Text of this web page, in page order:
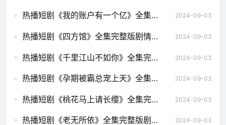
热播短剧《我的账户有一个亿》全集完整版剧情介绍，华夏战神——短剧的魅力与传奇季总的替罪娇妻（92集） 2024-09-03
热播短剧《四方馆》全集完整版剧情介绍，短剧新版，我在古代当网红——穿越之旅的62集精彩呈现龙威盖世（80集) 2024-09-03
热播短剧《千里江山不如你》全集完整版剧情介绍，短剧之父的爱，八十一集的深情演绎我在时光尽头等你（97集）张震 2024-09-03
热播短剧《孕期被霸总宠上天》全集完整版剧情介绍，短剧男老板的反击——18集剧情解析重生后乌鸦变锦鲤（82集）左一 2024-09-03
热播短剧《桃花马上请长缨》全集完整版剧情介绍，短剧至尊域神——77集的奇幻之旅极品保镖之神域龙尊（93集） 2024-09-03
热播短剧《老无所依》全集完整版剧情介绍，短剧盛世下的甜蜜宠婚无法触摸的爱&被偷走的人生（72集） 2024-09-03